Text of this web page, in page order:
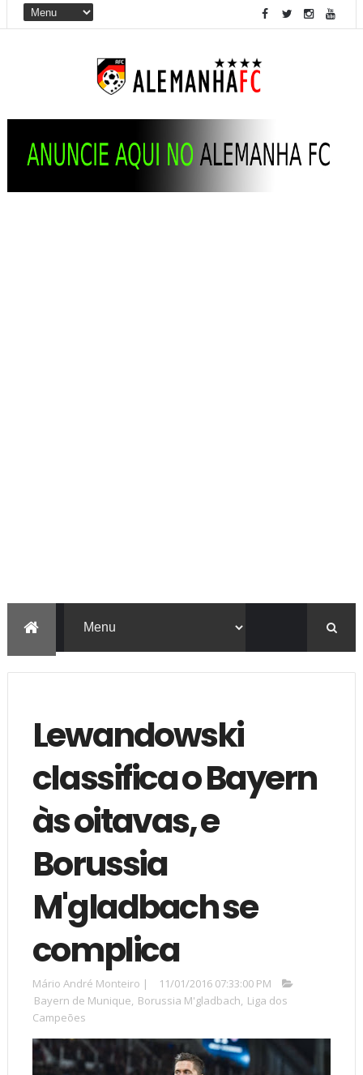
Lewandowski
classifica o Bayern
às oitavas, e
Borussia
M'gladbach se
complica
Mário André Monteiro |
11/01/2016 07:33:00 PM
Bayern de Munique, Borussia M'gladbach, Liga dos
Campeões